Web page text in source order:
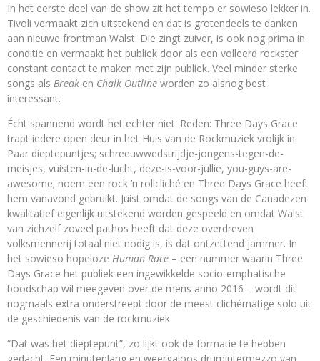
In het eerste deel van de show zit het tempo er sowieso lekker in.
Tivoli vermaakt zich uitstekend en dat is grotendeels te danken
aan nieuwe frontman Walst. Die zingt zuiver, is ook nog prima in
conditie en vermaakt het publiek door als een volleerd rockster
constant contact te maken met zijn publiek. Veel minder sterke
songs als Break en Chalk Outline worden zo alsnog best
interessant.
Écht spannend wordt het echter niet. Reden: Three Days Grace
trapt iedere open deur in het Huis van de Rockmuziek vrolijk in.
Paar dieptepuntjes; schreeuwwedstrijdje-jongens-tegen-de-
meisjes, vuisten-in-de-lucht, deze-is-voor-jullie, you-guys-are-
awesome; noem een rock ’n rollcliché en Three Days Grace heeft
hem vanavond gebruikt. Juist omdat de songs van de Canadezen
kwalitatief eigenlijk uitstekend worden gespeeld en omdat Walst
van zichzelf zoveel pathos heeft dat deze overdreven
volksmennerij totaal niet nodig is, is dat ontzettend jammer. In
het sowieso hopeloze Human Race – een nummer waarin Three
Days Grace het publiek een ingewikkelde socio-emphatische
boodschap wil meegeven over de mens anno 2016 – wordt dit
nogmaals extra onderstreept door de meest clichématige solo uit
de geschiedenis van de rockmuziek.
“Dat was het dieptepunt”, zo lijkt ook de formatie te hebben